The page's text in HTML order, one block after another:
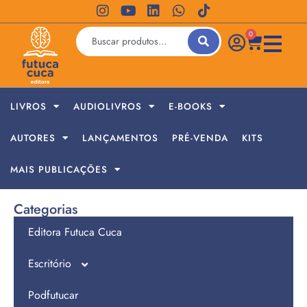
0
LIVROS AUDIOLIVROS E-BOOKS
AUTORES LANÇAMENTOS PRÉ-VENDA KITS
MAIS PUBLICAÇÕES
Categorias
Editora Futuca Cuca
Escritório
Jornada de Empreendedores
Podfutucar